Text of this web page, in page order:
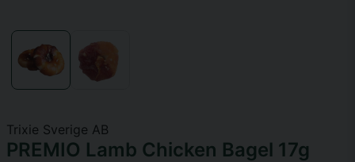
Trixie Sverige AB
PREMIO Lamb Chicken Bagel 17g